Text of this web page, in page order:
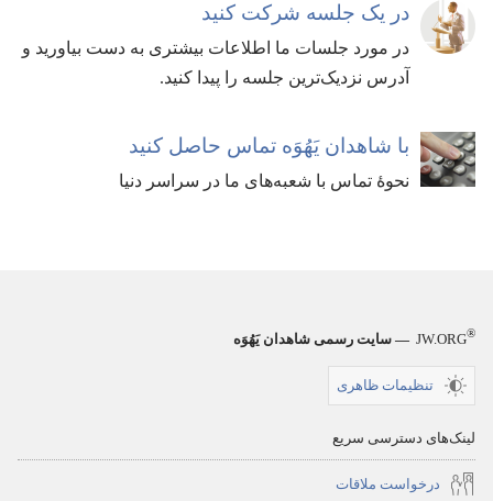
در یک جلسه شرکت کنید
در مورد جلسات ما اطلاعات بیشتری به دست بیاورید و
آدرس نزدیک‌ترین جلسه را پیدا کنید.‏
با شاهدان یَهُوَه تماس حاصل کنید
نحوهٔ تماس با شعبه‌های ما در سراسر دنیا
JW.ORG® — سایت رسمی شاهدان یَهُوَه
تنظیمات ظاهری
لینک‌های دسترسی سریع
درخواست ملاقات